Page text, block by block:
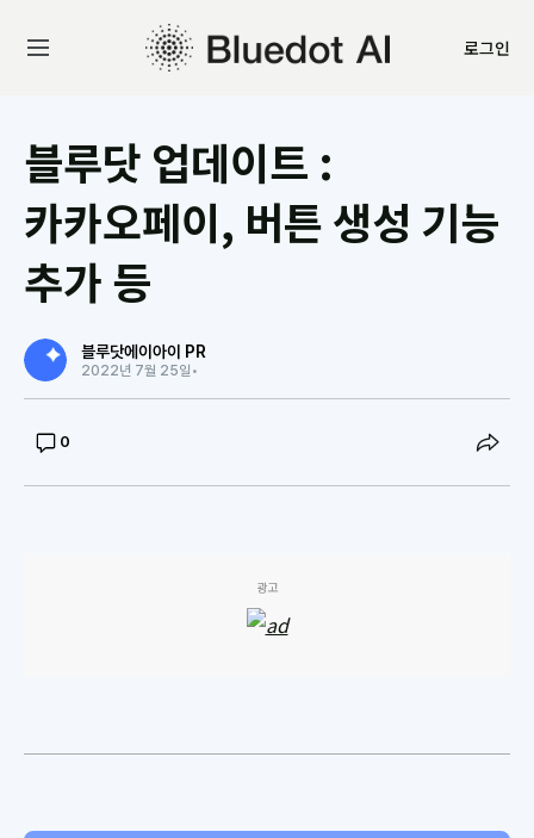
로그인
블루닷 업데이트 :
카카오페이, 버튼 생성 기능
추가 등
블루닷에이아이 PR
2022년 7월 25일 •
0
광고